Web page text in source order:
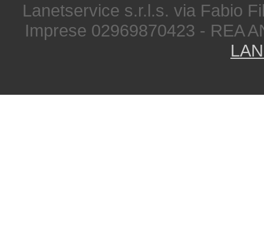
Lanetservice s.r.l.s. via Fabio
Imprese 02969870423 - REA